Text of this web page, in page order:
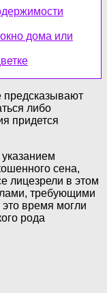
дома или
предсказывают
либо
придется
сена,
лицезрели в этом
требующими
время могли
рода